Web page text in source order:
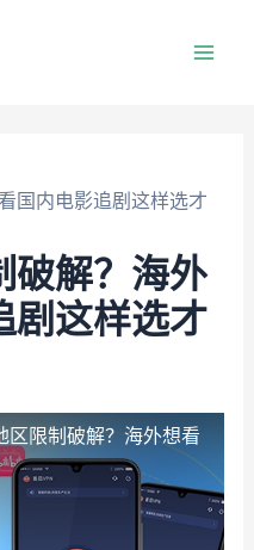
国内电影追剧这样选才
破解？海外
剧这样选才
区限制破解？海外想看